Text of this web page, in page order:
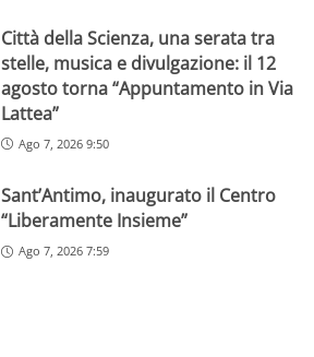
Città della Scienza, una serata tra
stelle, musica e divulgazione: il 12
agosto torna “Appuntamento in Via
Lattea”
Ago 7, 2026 9:50
Sant’Antimo, inaugurato il Centro
“Liberamente Insieme”
Ago 7, 2026 7:59